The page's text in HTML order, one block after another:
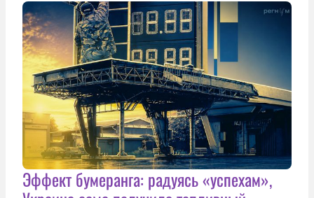
Эффект бумеранга: радуясь «успехам»,